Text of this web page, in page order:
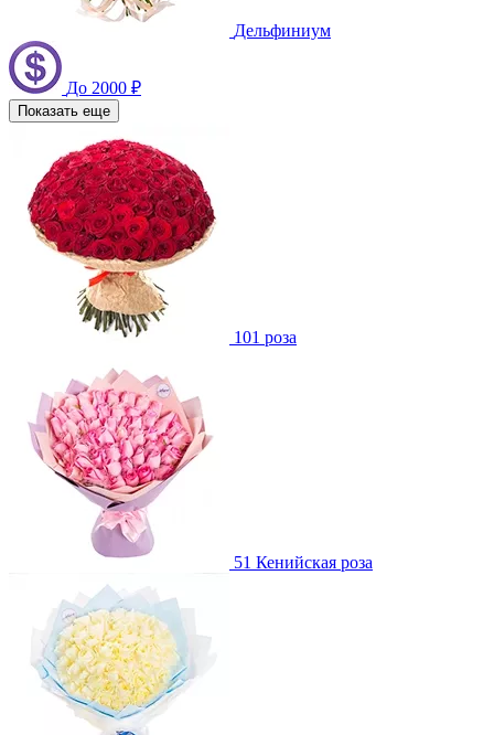
Дельфиниум
До 2000 ₽
Показать еще
101 роза
51 Кенийская роза